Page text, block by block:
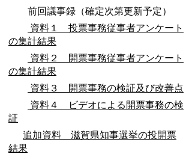
前回議事録（確定次第更新予定）
資料１ 投票事務従事者アンケート
の集計結果
資料２ 開票事務従事者アンケート
の集計結果
資料３ 開票事務の検証及び改善点
資料４ ビデオによる開票事務の検
証
追加資料 滋賀県知事選挙の投開票
結果